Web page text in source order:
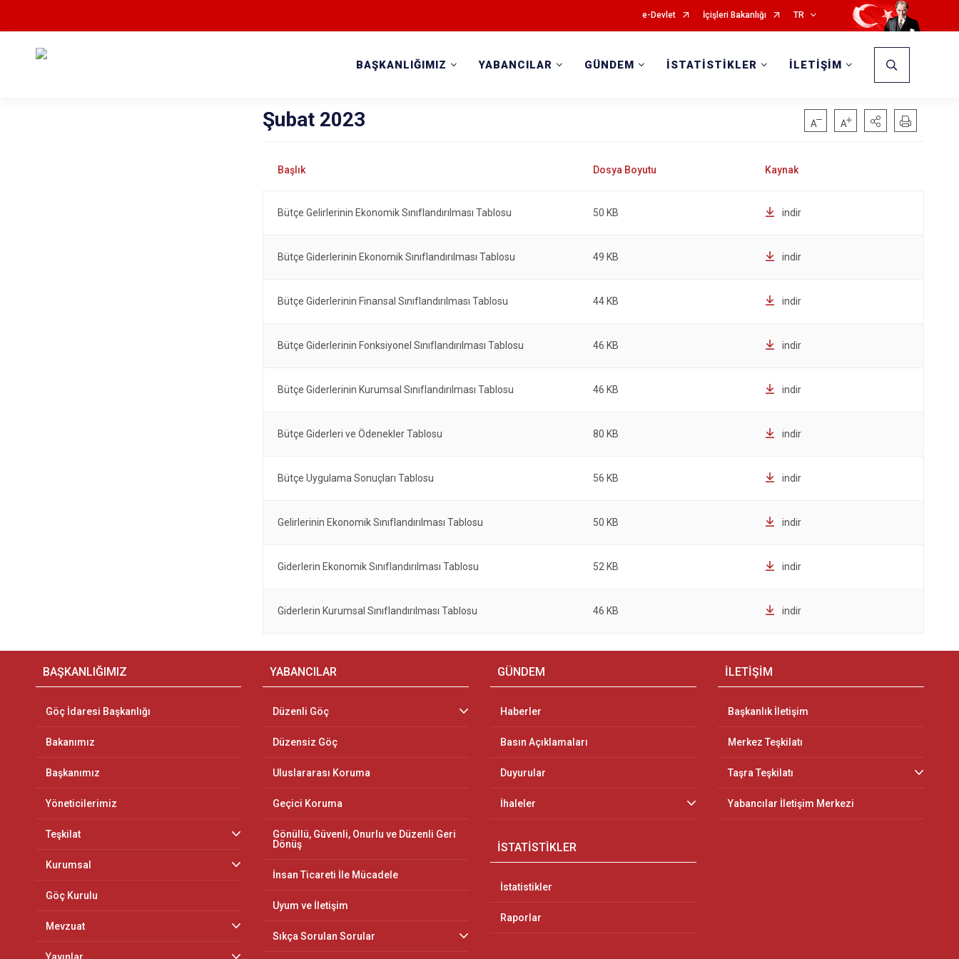
e-Devlet İçişleri Bakanlığı TR
BAŞKANLIĞIMIZ YABANCILAR GÜNDEM İSTATİSTİKLER İLETİŞİM
Şubat 2023
Bütçe Gelirlerinin Ekonomik Sınıflandırılması Tablosu 50 KB indir
Bütçe Giderlerinin Ekonomik Sınıflandırılması Tablosu 49 KB indir
Bütçe Giderlerinin Finansal Sınıflandırılması Tablosu 44 KB indir
Bütçe Giderlerinin Fonksiyonel Sınıflandırılması Tablosu 46 KB indir
Bütçe Giderlerinin Kurumsal Sınıflandırılması Tablosu 46 KB indir
Bütçe Giderleri ve Ödenekler Tablosu 80 KB indir
Bütçe Uygulama Sonuçları Tablosu 56 KB indir
Gelirlerinin Ekonomik Sınıflandırılması Tablosu 50 KB indir
Giderlerin Ekonomik Sınıflandırılması Tablosu 52 KB indir
Giderlerin Kurumsal Sınıflandırılması Tablosu 46 KB indir
BAŞKANLIĞIMIZ
Göç İdaresi Başkanlığı
Bakanımız
Başkanımız
Yöneticilerimiz
Teşkilat
Kurumsal
Göç Kurulu
Mevzuat
YABANCILAR
Düzenli Göç
Düzensiz Göç
Uluslararası Koruma
Geçici Koruma
Gönüllü, Güvenli, Onurlu ve Düzenli Geri
Dönüş
İnsan Ticareti İle Mücadele
Uyum ve İletişim
Sıkça Sorulan Sorular
GÜNDEM
Haberler
Basın Açıklamaları
Duyurular
İhaleler
İSTATİSTİKLER
İstatistikler
Raporlar
İLETİŞİM
Başkanlık İletişim
Merkez Teşkilatı
Taşra Teşkilatı
Yabancılar İletişim Merkezi